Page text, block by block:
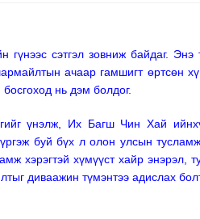
сэтгэл зовниж байдаг. Энэ
ачаар гамшигт өртсөн
нь дэм болдог.
үнэлж, Их Багш Чин Хай
буй бүх л олон улсын
хэрэгтэй хүмүүст хайр энэрэл,
диваажин түмэнтээ адислах